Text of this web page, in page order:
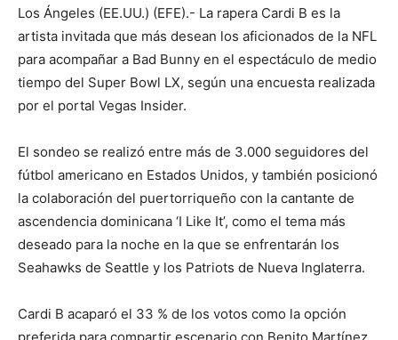
Los Ángeles (EE.UU.) (EFE).- La rapera Cardi B es la
artista invitada que más desean los aficionados de la NFL
para acompañar a Bad Bunny en el espectáculo de medio
tiempo del Super Bowl LX, según una encuesta realizada
por el portal Vegas Insider.
El sondeo se realizó entre más de 3.000 seguidores del
fútbol americano en Estados Unidos, y también posicionó
la colaboración del puertorriqueño con la cantante de
ascendencia dominicana ‘I Like It’, como el tema más
deseado para la noche en la que se enfrentarán los
Seahawks de Seattle y los Patriots de Nueva Inglaterra.
Cardi B acaparó el 33 % de los votos como la opción